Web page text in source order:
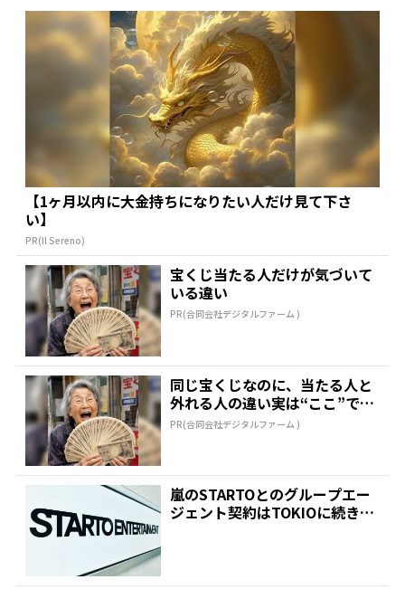
【1ヶ月以内に大金持ちになりたい人だけ見て下さ
い】
PR(Il Sereno)
宝くじ当たる人だけが気づいて
いる違い
PR(合同会社デジタルファーム )
同じ宝くじなのに、当たる人と
外れる人の違い実は“ここ”でし
た
PR(合同会社デジタルファーム )
嵐のSTARTOとのグループエー
ジェント契約はTOKIOに続き2